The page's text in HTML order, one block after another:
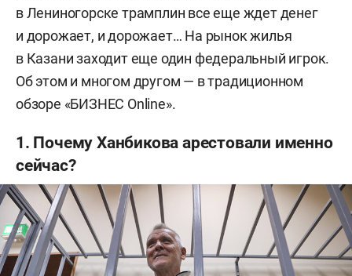
в Лениногорске трамплин все еще ждет денег
и дорожает, и дорожает… На рынок жилья
в Казани заходит еще один федеральный игрок.
Об этом и многом другом — в традиционном
обзоре «БИЗНЕС Online».
1. Почему Ханбикова арестовали именно
сейчас?